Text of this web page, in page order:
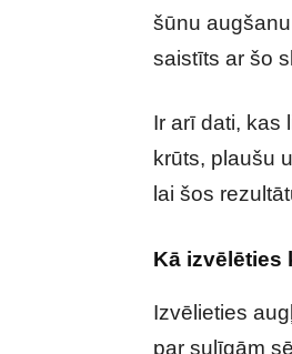
šūnu
saistīts ar šo
Ir arī dati, kas
krūts, plaušu
lai šos
Kā izvēlēties
Izvēlieties
par sulīgām